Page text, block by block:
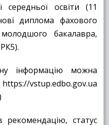
середньої освіти (11
диплома фахового
бакалавра,
інформацію можна
vstup.edbo.gov.ua
статус